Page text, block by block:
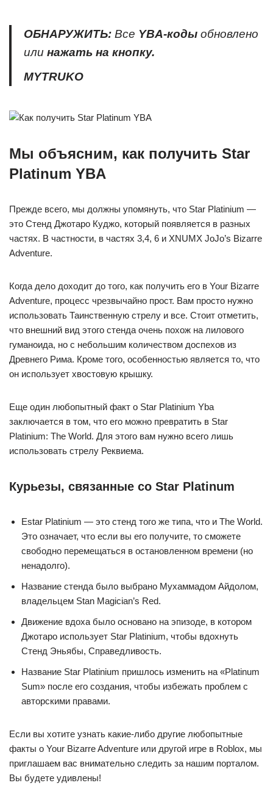
ОБНАРУЖИТЬ: Все YBA-коды обновлено
или нажать на кнопку.
MYTRUKO
Мы объясним, как получить Star
Platinum YBA
Прежде всего, мы должны упомянуть, что Star Platinium —
это Стенд Джотаро Куджо, который появляется в разных
частях. В частности, в частях 3,4, 6 и XNUMX JoJo’s Bizarre
Adventure.
Когда дело доходит до того, как получить его в Your Bizarre
Adventure, процесс чрезвычайно прост. Вам просто нужно
использовать Таинственную стрелу и все. Стоит отметить,
что внешний вид этого стенда очень похож на лилового
гуманоида, но с небольшим количеством доспехов из
Древнего Рима. Кроме того, особенностью является то, что
он использует хвостовую крышку.
Еще один любопытный факт о Star Platinium Yba
заключается в том, что его можно превратить в Star
Platinium: The World. Для этого вам нужно всего лишь
использовать стрелу Реквиема.
Курьезы, связанные со Star Platinum
Estar Platinium — это стенд того же типа, что и The World.
Это означает, что если вы его получите, то сможете
свободно перемещаться в остановленном времени (но
ненадолго).
Название стенда было выбрано Мухаммадом Айдолом,
владельцем Stan Magician’s Red.
Движение вдоха было основано на эпизоде, в котором
Джотаро использует Star Platinium, чтобы вдохнуть
Стенд Эньябы, Справедливость.
Название Star Platinium пришлось изменить на «Platinum
Sum» после его создания, чтобы избежать проблем с
авторскими правами.
Если вы хотите узнать какие-либо другие любопытные
факты о Your Bizarre Adventure или другой игре в Roblox, мы
приглашаем вас внимательно следить за нашим порталом.
Вы будете удивлены!